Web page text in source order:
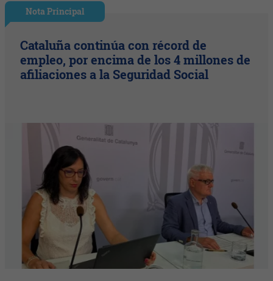
Nota Principal
Cataluña continúa con récord de
empleo, por encima de los 4 millones de
afiliaciones a la Seguridad Social